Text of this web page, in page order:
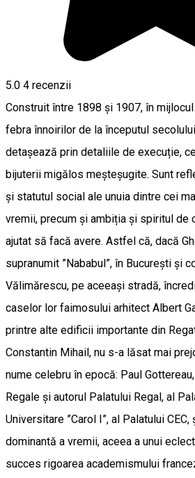
5.0 4 recenzii
Construit între 1898 și 1907, în
febra înnoirilor de la începutul
detașează prin detaliile de execuție,
bijuterii migălos meșteșugite. Sunt
și statutul social ale unuia dintre cei
vremii, precum și ambiția și spiritul de
ajutat să facă avere. Astfel că, dacă
supranumit ”Nababul”, în București și
Vălimărescu, pe aceeași stradă,
caselor lor faimosului arhitect Albert
printre alte edificii importante din
Constantin Mihail, nu s-a lăsat mai
nume celebru în epocă: Paul
Regale și autorul Palatului Regal, al
Universitare ”Carol I”, al Palatului
dominantă a vremii, aceea a unui
succes rigoarea academismului